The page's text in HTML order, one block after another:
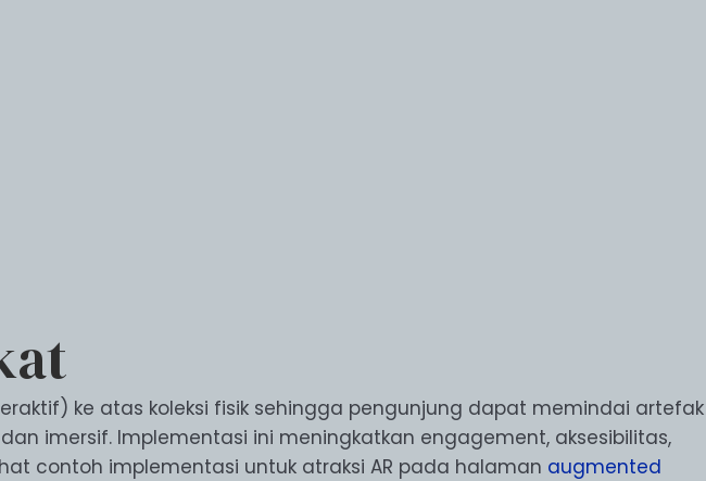
ke atas koleksi fisik sehingga pengunjung dapat memindai artefak
imersif. Implementasi ini meningkatkan engagement, aksesibilitas,
contoh implementasi untuk atraksi AR pada halaman augmented